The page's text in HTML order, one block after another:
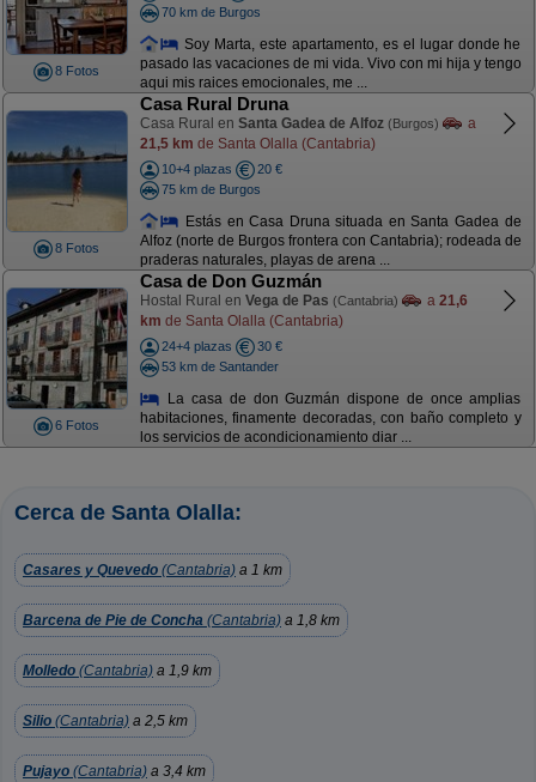
8 Fotos
70 km de Burgos
Soy Marta, este apartamento, es el lugar donde he
pasado las vacaciones de mi vida. Vivo con mi hija y tengo
aqui mis raices emocionales, me ...
8 Fotos
Casa Rural Druna
Casa Rural en Santa Gadea de Alfoz (Burgos)
a
21,5 km de Santa Olalla (Cantabria)
10+4 plazas
20 €
75 km de Burgos
Estás en Casa Druna situada en Santa Gadea de
Alfoz (norte de Burgos frontera con Cantabria); rodeada de
praderas naturales, playas de arena ...
6 Fotos
Casa de Don Guzmán
Hostal Rural en Vega de Pas (Cantabria) a 21,6
km de Santa Olalla (Cantabria)
24+4 plazas
30 €
53 km de Santander
La casa de don Guzmán dispone de once amplias
habitaciones, finamente decoradas, con baño completo y
los servicios de acondicionamiento diar ...
Cerca de Santa Olalla:
Casares y Quevedo (Cantabria) a 1 km
Barcena de Pie de Concha (Cantabria) a 1,8 km
Molledo (Cantabria) a 1,9 km
Silio (Cantabria) a 2,5 km
Pujayo (Cantabria) a 3,4 km